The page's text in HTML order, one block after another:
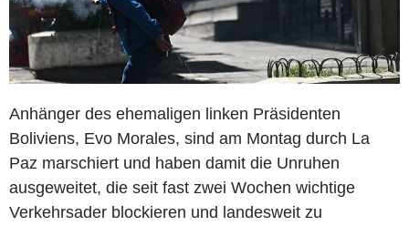
Anhänger des ehemaligen linken Präsidenten
Boliviens, Evo Morales, sind am Montag durch La
Paz marschiert und haben damit die Unruhen
ausgeweitet, die seit fast zwei Wochen wichtige
Verkehrsader blockieren und landesweit zu